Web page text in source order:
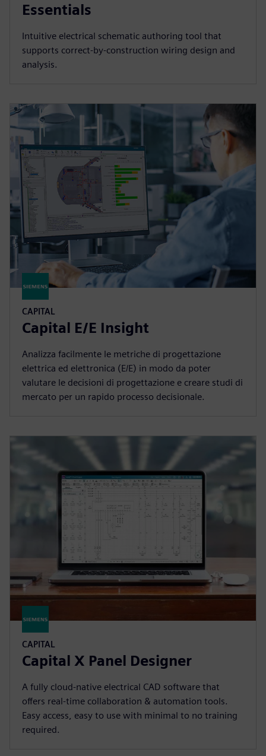
Essentials
Intuitive electrical schematic authoring tool that
supports correct-by-construction wiring design and
analysis.
CAPITAL
Capital E/E Insight
Analizza facilmente le metriche di progettazione
elettrica ed elettronica (E/E) in modo da poter
valutare le decisioni di progettazione e creare studi di
mercato per un rapido processo decisionale.
CAPITAL
Capital X Panel Designer
A fully cloud-native electrical CAD software that
offers real-time collaboration & automation tools.
Easy access, easy to use with minimal to no training
required.